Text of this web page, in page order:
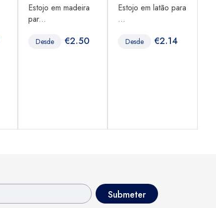
Estojo em madeira
par...
Desde €2.50
Estojo em latão para
...
Desde €2.14